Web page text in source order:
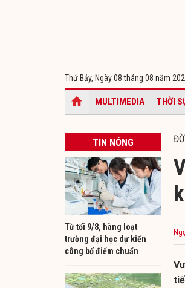
Thứ Bảy, Ngày 08 tháng 08 năm
MULTIMEDIA THỜI
TIN NÓNG
Từ tối 9/8, hàng loạt
trường đại học dự kiến
công bố điểm chuẩn